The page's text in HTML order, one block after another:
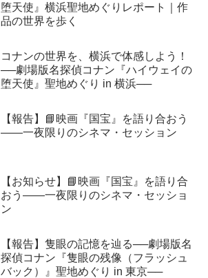
堕天使』横浜聖地めぐりレポート｜作
品の世界を歩く
コナンの世界を、横浜で体感しよう！
──劇場版名探偵コナン『ハイウェイの
堕天使』聖地めぐり in 横浜──
【報告】📘映画『国宝』を語り合おう
――一夜限りのシネマ・セッション
【お知らせ】📘映画『国宝』を語り合
おう――一夜限りのシネマ・セッショ
ン
【報告】隻眼の記憶を辿る──劇場版名
探偵コナン『隻眼の残像（フラッシュ
バック）』聖地めぐり in 東京──